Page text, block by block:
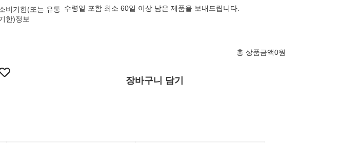
비기한(또는 유통
한)정보
수령일 포함 최소 60일 이상 남은 제품을 보내드립니다.
총 상품금액0원
장바구니 담기